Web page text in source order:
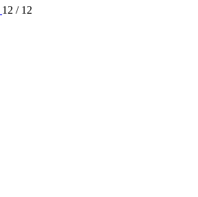
12 / 12